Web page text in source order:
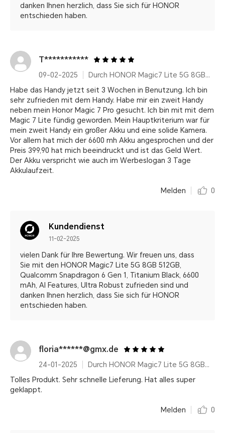
danken Ihnen herzlich, dass Sie sich für HONOR
entschieden haben.
T***********
09-02-2025
Durch HONOR Magic7 Lite 5G 8GB+512GB, Qualcomm Snapdragon 6 Gen 1, Titanium Black, 6600 mAh, AI Features, Ultra Robust
Habe das Handy jetzt seit 3 Wochen in Benutzung. Ich bin
sehr zufrieden mit dem Handy. Habe mir ein zweit Handy
neben mein Honor Magic 7 Pro gesucht. Ich bin mit mit dem
Magic 7 Lite fündig geworden. Mein Hauptkriterium war für
mein zweit Handy ein großer Akku und eine solide Kamera.
Vor allem hat mich der 6600 mh Akku angesprochen und der
Preis 399,90 hat mich beeindruckt und ist das Geld Wert.
Der Akku verspricht wie auch im Werbeslogan 3 Tage
Akkulaufzeit.
Melden 0
Kundendienst
11-02-2025
vielen Dank für Ihre Bewertung. Wir freuen uns, dass
Sie mit den HONOR Magic7 Lite 5G 8GB 512GB,
Qualcomm Snapdragon 6 Gen 1, Titanium Black, 6600
mAh, AI Features, Ultra Robust zufrieden sind und
danken Ihnen herzlich, dass Sie sich für HONOR
entschieden haben.
floria******@gmx.de
24-01-2025
Durch HONOR Magic7 Lite 5G 8GB+512GB, Qualcomm Snapdragon 6 Gen 1, Titanium Black, 6600 mAh, AI Features, Ultra Robust
Tolles Produkt. Sehr schnelle Lieferung. Hat alles super
geklappt.
Melden 0